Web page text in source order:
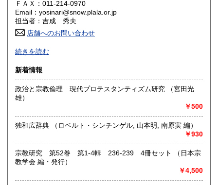
鳥取県 3,330円
岡山県 3,330円
山口県
香川県
高知県 3,330円 福岡県 3,330円
熊本県 大分県 3,330円
宮崎県 3,330円 鹿児島県 3,330円
ＦＡＸ：011-214-0970
Email：yosinari@snow.plala.or.jp
担当者：吉成 秀夫
店舗へのお問い合わせ
札幌の古本屋です。北海道の郷土誌、アイヌ民族関係書、思
想哲学、詩歌などの人文書を中心に、学術専門書を主に取り
札幌市内にて店舗営業しております。店頭にて書籍の状態な
ど確認いただけます。倉庫保管の場合がございますので事前
にご一報いただけますと幸いです。
古書の買い取りに力を入れております。ぜひご連絡下さい。
営業時間：12:00～17:00
定休日：日曜定休
続きを読む
新着情報
政治と宗教倫理 現代プロテスタンティズム研究 （宮田光
雄）
￥500
独和広辞典 （ロベルト・シンチンゲル, 山本明, 南原実 編）
￥930
宗教研究 第52巻 第1-4輯 236-239 4冊セット （日本宗
教学会 編・発行）
￥4,500